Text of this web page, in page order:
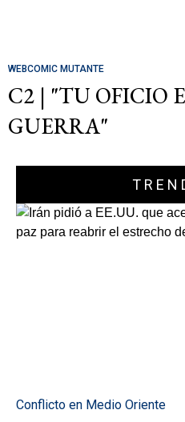
WEBCOMIC MUTANTE
C2 | "TU OFICIO
GUERRA"
Conflicto en Medio Oriente